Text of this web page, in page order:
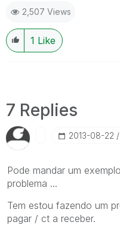
2,507 Views
1 Like
7 Replies
‎2013-08-22
Pode mandar um
problema ...
Tem estou fazendo um
pagar / ct a receber.